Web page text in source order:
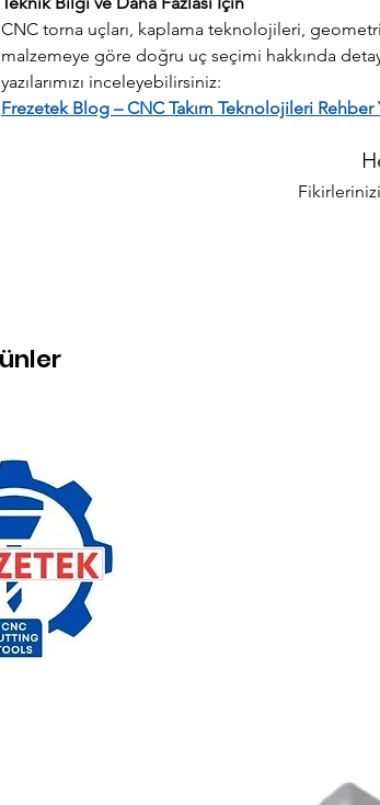
CNC torna uçları, kaplama teknolojileri, geometri
malzemeye göre doğru uç seçimi hakkında
yazılarımızı inceleyebilirsiniz:
Frezetek Blog – CNC Takım Teknolojileri Rehber